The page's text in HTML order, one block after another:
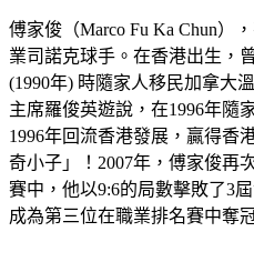
傅家俊（Marco Fu Ka Chun）
業司諾克球手。在香港出生，
(1990年) 時隨家人移民加拿大
主席羅俊英遊說，在1996年隨
1996年回流香港發展，贏得香
奇小子」！2007年，傅家俊再
賽中，他以9:6的局數擊敗了3
成為第三位在職業排名賽中奪